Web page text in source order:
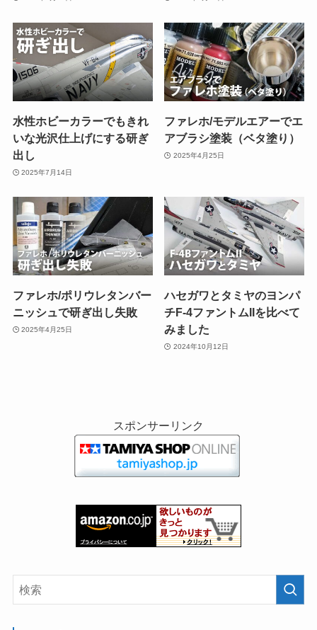
水性ホビーカラーでもきれ
いな光沢仕上げにする研ぎ
出し
2025年7月14日
ファレホ/モデルエアーでエ
アブラシ塗装（ベタ塗り）
2025年4月25日
ファレホ/ポリウレタンバー
ニッシュで研ぎ出し失敗
2025年4月25日
ハセガワとタミヤのヨンパ
チF-4ファントムIIを比べて
みました
2024年10月12日
スポンサーリンク